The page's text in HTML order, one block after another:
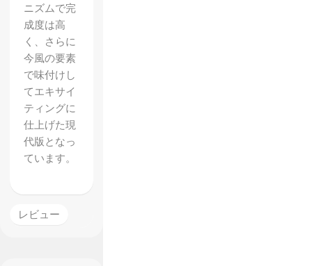
ニズムで完
成度は高
く、さらに
今風の要素
で味付けし
てエキサイ
ティングに
仕上げた現
代版となっ
ています。
レビュー
【The
Divisio